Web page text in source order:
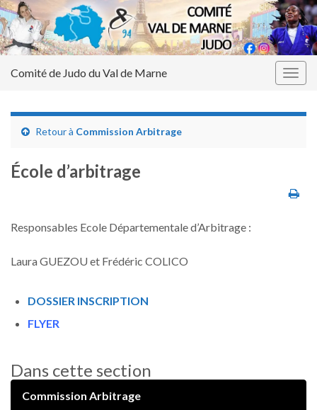
Comité de Judo du Val de Marne
Retour à Commission Arbitrage
École d’arbitrage
Responsables Ecole Départementale d’Arbitrage :
Laura GUEZOU et Frédéric COLICO
DOSSIER INSCRIPTION
FLYER
Dans cette section
Commission Arbitrage